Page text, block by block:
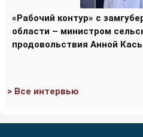
«Рабочий контур» с
области – министром
продовольствия Анной
> Все интервью